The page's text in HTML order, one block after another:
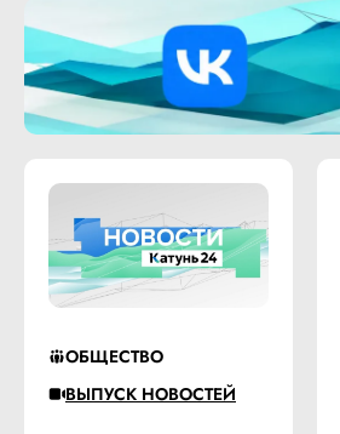
ОБЩЕСТВО
ВЫПУСК НОВОСТЕЙ